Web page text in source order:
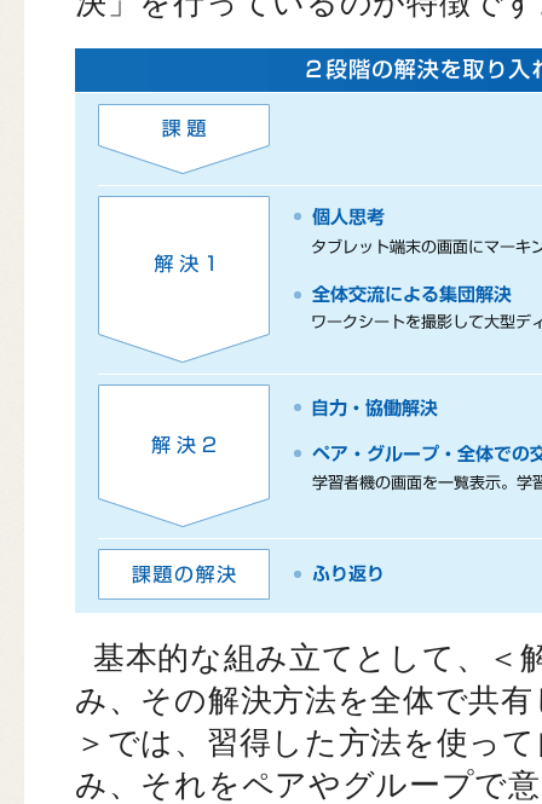
基本的な組み立てとして、＜
み、その解決方法を全体で共
＞では、習得した方法を使っ
み、それをペアやグループで